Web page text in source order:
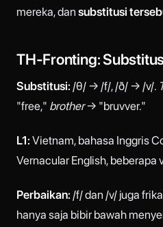
mereka, dan substitusi
TH-Fronting:
Substitusi: /θ/ → /f/, /ð/ → /v/.
"free," brother→ "bruvver."
L1: Vietnam, bahasa Inggris
Vernacular English, beberapa
Perbaikan: /f/ dan /v/ juga
hanya saja bibir bawah